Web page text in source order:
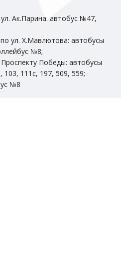
Ак.Парина: автобус №47,
ул. Х.Мавлютова: автобусы
№8;
Победы: автобусы
111с, 197, 509, 559;
№8